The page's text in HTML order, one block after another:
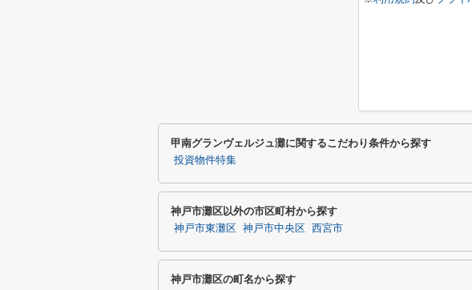
甲南グランヴェルジュ灘に関するこだわり条件から探す
投資物件特集
神戸市灘区以外の市区町村から探す
神戸市東灘区 神戸市中央区 西宮市
神戸市灘区の町名から探す